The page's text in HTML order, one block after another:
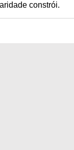
constrói.